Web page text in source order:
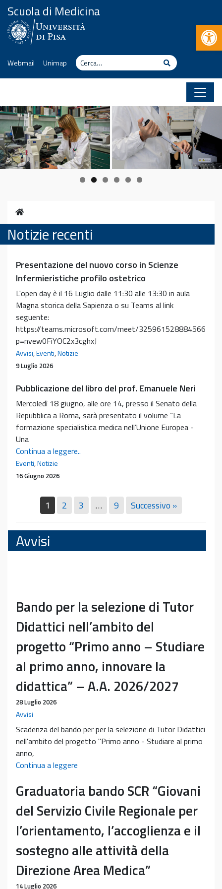
Vai al contenuto
Scuola di Medicina
Webmail Unimap Cerca Cerca
Home
Notizie recenti
Presentazione del nuovo corso in Scienze
Infermieristiche profilo ostetrico
L'open day è il 16 Luglio dalle 11:30 alle 13:30 in aula
Magna storica della Sapienza o su Teams al link
seguente:
https://teams.microsoft.com/meet/325961528884566?
p=nvew0FiYOC2x3cghxJ
Avvisi,Eventi,Notizie
9 Luglio 2026
Pubblicazione del libro del prof. Emanuele Neri
Mercoledì 18 giugno, alle ore 14, presso il Senato della
Repubblica a Roma, sarà presentato il volume “La
formazione specialistica medica nell’Unione Europea -
Una
Continua a leggere..
prof.
Emanuele
Neri
Eventi,Notizie
16 Giugno 2026
1 2 3 … 9 Successivo »
Avvisi
Bando per la selezione di Tutor
Didattici nell’ambito del
progetto “Primo anno – Studiare
al primo anno, innovare la
didattica” – A.A. 2026/2027
28 Luglio 2026
Avvisi
Scadenza del bando per per la selezione di Tutor Didattici
nell'ambito del progetto "Primo anno - Studiare al primo
anno,
Continua a leggere
la
di
Tutor
Didattici
nell’ambito
progetto
Graduatoria bando SCR “Giovani
del Servizio Civile Regionale per
l’orientamento, l’accoglienza e il
sostegno alle attività della
Direzione Area Medica”
14 Luglio 2026